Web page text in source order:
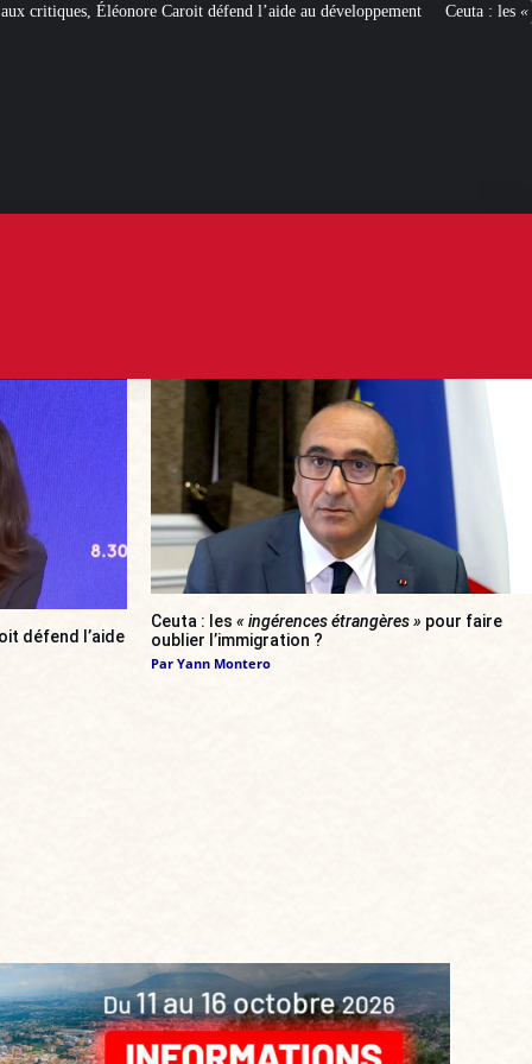
l’aide au développement Ceuta : les« ingérences étrangères »pour faire
défend l’aide
Ceuta : les « ingérences étrangères » pour faire
oublier l’immigration ?
Par Yann Montero